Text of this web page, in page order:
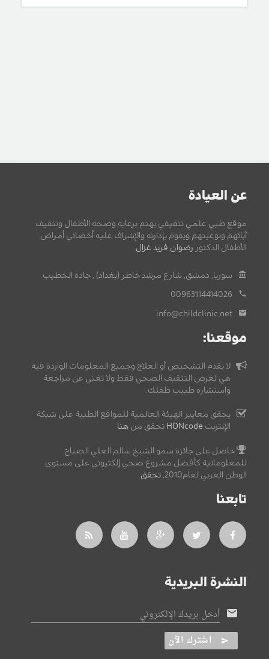
عن العيادة
موقع طبي علمي تثقيفي يهتم برعاية وصحة الأطفال وتثقيف
آبائهم وتوعيتهم ويقوم بإدارته والإشراف عليه أخصائي أمراض
الأطفال الدكتور رضوان فريد غزال.
سوريا, دمشق, شارع مرشد خاطر (بغداد) , جادة الخطيب.
00963114414026
info@childclinic.net
موقعنا:
لا يقدم التشخيص أو العلاج وجميع المعلومات الواردة فيه
هي لغرض التثقيف الصحي فقط ولا تغني عن مراجعة
واستشارة طبيب طفلك.
يحقق معايير الهيئة العالمية للمواقع الطبية على شبكة
الإنترنت HONcode تحقق من هنا
حاصل على جائزة سمو الشيخ سالم العلي الصباح
للمعلوماتية كأفضل مشروع صحي إلكتروني على مستوى
الوطن العربي لعام2010,
تحقق.
تابعنا
النشرة البريدية
أدخل بريدك الإلكتروني
اشترك الآن